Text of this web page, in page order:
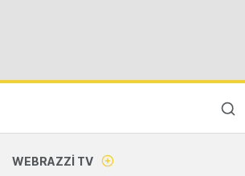
WEBRAZZI TV